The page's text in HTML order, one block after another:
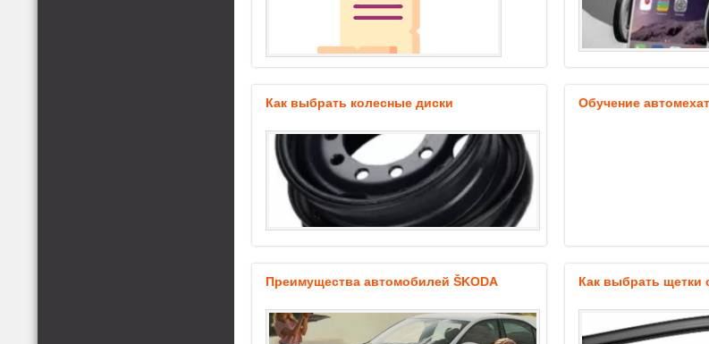
Как выбрать колесные диски Обучение
Преимущества автомобилей ŠKODA Как выбрать щетки